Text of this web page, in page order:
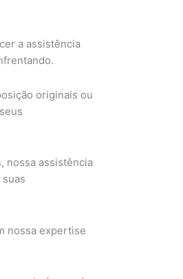
a assistência
originais ou
nossa assistência
nossa expertise